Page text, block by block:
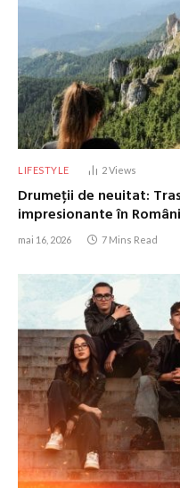
LIFESTYLE 2Views
Drumeții de neuitat:
impresionante în
mai 16, 2026 7 Mins Read